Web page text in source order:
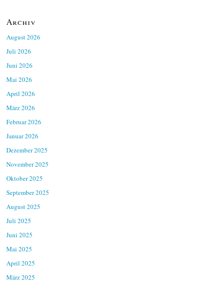
Archiv
August 2026
Juli 2026
Juni 2026
Mai 2026
April 2026
März 2026
Februar 2026
Januar 2026
Dezember 2025
November 2025
Oktober 2025
September 2025
August 2025
Juli 2025
Juni 2025
Mai 2025
April 2025
März 2025